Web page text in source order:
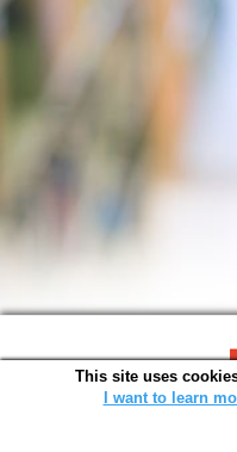
SOWA
This site uses
I want to learn